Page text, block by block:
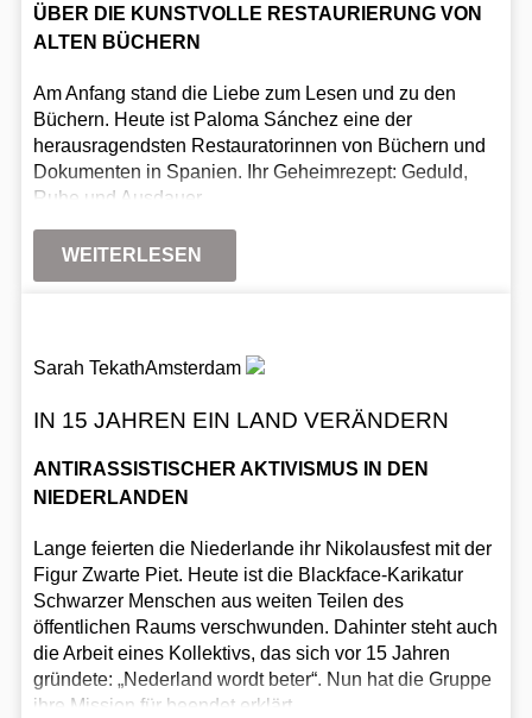
ÜBER DIE KUNSTVOLLE RESTAURIERUNG VON
ALTEN BÜCHERN
Am Anfang stand die Liebe zum Lesen und zu den
Büchern. Heute ist Paloma Sánchez eine der
herausragendsten Restauratorinnen von Büchern und
Dokumenten in Spanien. Ihr Geheimrezept: Geduld,
Ruhe und Ausdauer.
WEITERLESEN
Sarah TekathAmsterdam
IN 15 JAHREN EIN LAND VERÄNDERN
ANTIRASSISTISCHER AKTIVISMUS IN DEN
NIEDERLANDEN
Lange feierten die Niederlande ihr Nikolausfest mit der
Figur Zwarte Piet. Heute ist die Blackface-Karikatur
Schwarzer Menschen aus weiten Teilen des
öffentlichen Raums verschwunden. Dahinter steht auch
die Arbeit eines Kollektivs, das sich vor 15 Jahren
gründete: „Nederland wordt beter“. Nun hat die Gruppe
ihre Mission für beendet erklärt.